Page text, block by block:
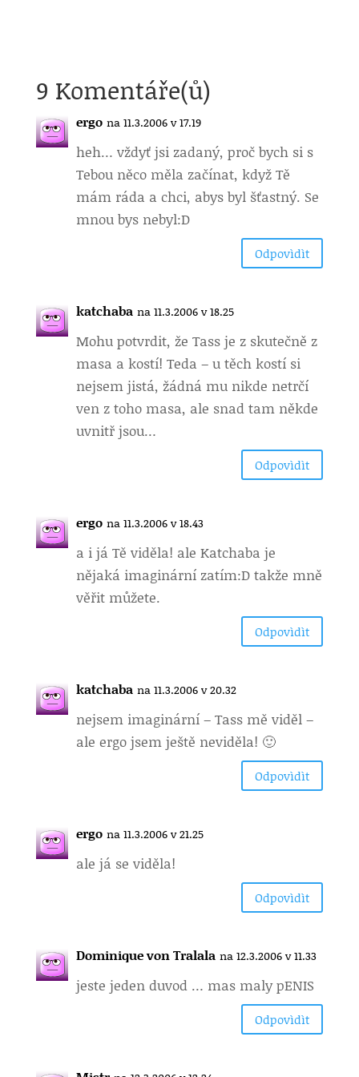
9 Komentáře(ů)
ergo na 11.3.2006 v 17.19
heh… vždyť jsi zadaný, proč bych si s
Tebou něco měla začínat, když Tě
mám ráda a chci, abys byl šťastný. Se
mnou bys nebyl:D
Odpovìdìt
katchaba na 11.3.2006 v 18.25
Mohu potvrdit, že Tass je z skutečně z
masa a kostí! Teda – u těch kostí si
nejsem jistá, žádná mu nikde netrčí
ven z toho masa, ale snad tam někde
uvnitř jsou…
Odpovìdìt
ergo na 11.3.2006 v 18.43
a i já Tě viděla! ale Katchaba je
nějaká imaginární zatím:D takže mně
věřit můžete.
Odpovìdìt
katchaba na 11.3.2006 v 20.32
nejsem imaginární – Tass mě viděl –
ale ergo jsem ještě neviděla! 🙂
Odpovìdìt
ergo na 11.3.2006 v 21.25
ale já se viděla!
Odpovìdìt
Dominique von Tralala na 12.3.2006 v 11.33
jeste jeden duvod … mas maly pENIS
Odpovìdìt